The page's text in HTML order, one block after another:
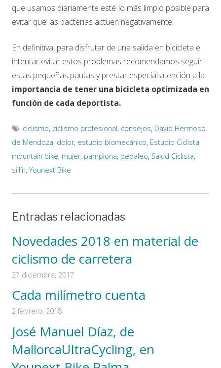
que usamos diariamente esté lo más limpio posible para
evitar que las bacterias actuen negativamente.
En definitiva, para disfrutar de una salida en bicicleta e
intentar evitar estos problemas recomendamos seguir
estas pequeñas pautas y prestar especial atención a la
importancia de tener una bicicleta optimizada en
función de cada deportista.
ciclismo, ciclismo profesional, consejos, David Hermoso
de Mendoza, dolor, estudio biomecánico, Estudio Ciclista,
mountain bike, mujer, pamplona, pedaleo, Salud Ciclista,
sillín,Younext Bike
Entradas relacionadas
Novedades 2018 en material de
ciclismo de carretera
27 diciembre, 2017
Cada milímetro cuenta
2 febrero, 2018
José Manuel Díaz, de
MallorcaUltraCycling, en